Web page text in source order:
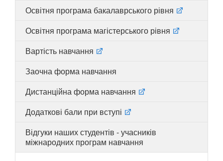
UA
Освітня програма бакалаврського рівня
Освітня програма магістерського рівня
Вартість навчання
Заочна форма навчання
Дистанційна форма навчання
Додаткові бали при вступі
Відгуки наших студентів - учасників
міжнародних програм навчання